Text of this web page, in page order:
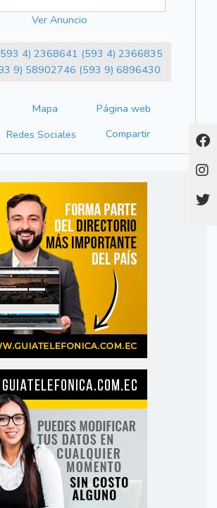
Ver Anuncio
4) 2368641 (593 4) 2366835
9) 58902746 (593 9) 6896430
Mapa
Página web
Redes Sociales Compartir